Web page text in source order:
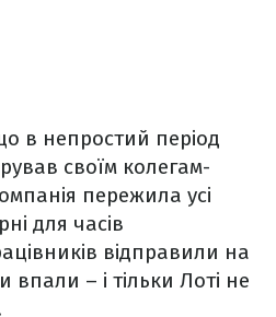
в непростий період
своїм колегам-
пережила усі
для часів
відправили на
– і тільки Лоті не